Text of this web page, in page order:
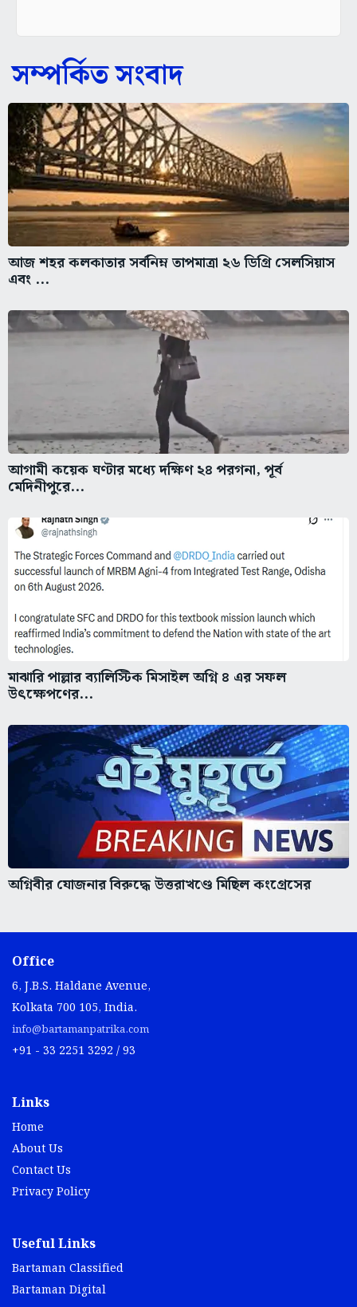
সম্পর্কিত সংবাদ
আজ শহর কলকাতার সর্বনিম্ন তাপমাত্রা ২৬ ডিগ্রি সেলসিয়াস
এবং ...
আগামী কয়েক ঘণ্টার মধ্যে দক্ষিণ ২৪ পরগনা, পূর্ব
মেদিনীপুরে...
মাঝারি পাল্লার ব্যালিস্টিক মিসাইল অগ্নি ৪ এর সফল
উৎক্ষেপণের...
অগ্নিবীর যোজনার বিরুদ্ধে উত্তরাখণ্ডে মিছিল কংগ্রেসের
Office
6, J.B.S. Haldane Avenue,
Kolkata 700 105, India.
info@bartamanpatrika.com
+91 - 33 2251 3292 / 93
Links
Home
About Us
Contact Us
Privacy Policy
Useful Links
Bartaman Classified
Bartaman Digital